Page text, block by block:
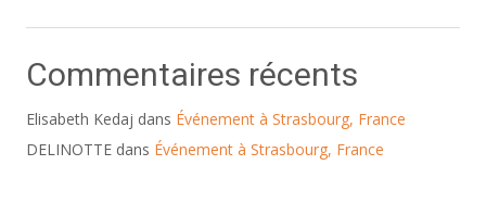
Commentaires récents
Elisabeth Kedaj dans Événement à Strasbourg, France
DELINOTTE dans Événement à Strasbourg, France